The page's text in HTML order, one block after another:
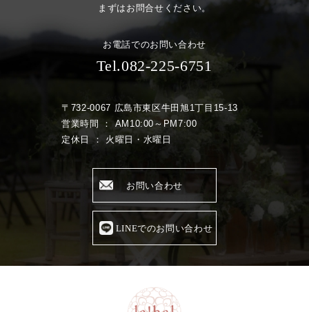
まずはお問合せください。
お電話でのお問い合わせ
Tel.082-225-6751
〒732-0067 広島市東区牛田旭1丁目15-13
営業時間 ： AM10:00～PM7:00
定休日 ： 火曜日・水曜日
お問い合わせ
LINEでのお問い合わせ